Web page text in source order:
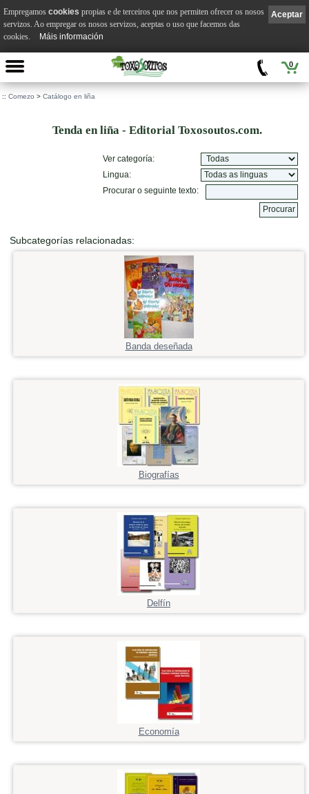
0
:: Comezo > Catálogo en liña
Tenda en liña - Editorial Toxosoutos.com.
Ver categoría:
Lingua:
Procurar o seguinte texto:
Subcategorías relacionadas:
Banda deseñada
Biografías
Delfín
Economía
Aceptar
Empregamos cookies propias e de terceiros que nos permiten ofrecer os nosos
servizos. Ao empregar os nosos servizos, aceptas o uso que facemos das
cookies.
Máis información